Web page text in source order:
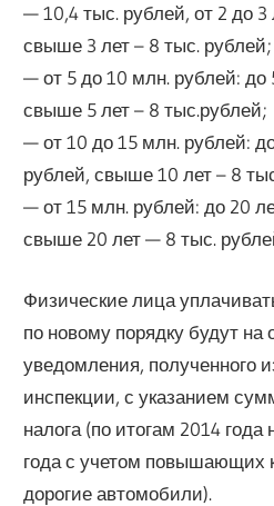
— 10,4 тыс. рублей, от 2 до 3
свыше 3 лет – 8 тыс. рублей;
— от 5 до 10 млн. рублей: до
свыше 5 лет – 8 тыс.рублей;
— от 10 до 15 млн. рублей:
рублей, свыше 10 лет – 8
— от 15 млн. рублей: до 20
свыше 20 лет — 8 тыс.
Физические лица
по новому порядку будут на
уведомления, полученного
инспекции, с указанием
налога (по итогам 2014 года
года с учетом повышающих
дорогие автомобили).